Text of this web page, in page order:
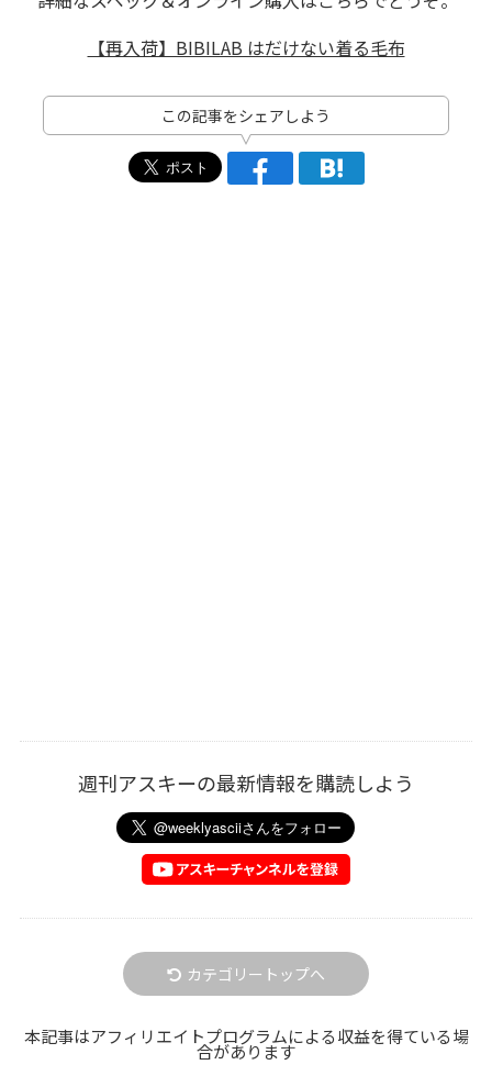
【再入荷】BIBILAB はだけない着る毛布
この記事をシェアしよう
週刊アスキーの最新情報を購読しよう
カテゴリートップへ
本記事はアフィリエイトプログラムによる収益を得ている場
合があります